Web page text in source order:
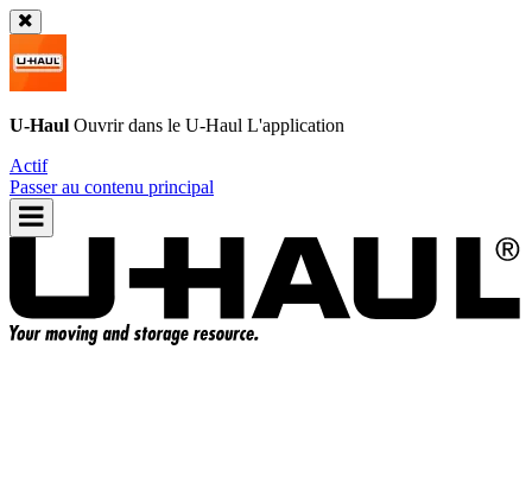
U-Haul Ouvrir dans le U-Haul L'application
Actif
Passer au contenu principal